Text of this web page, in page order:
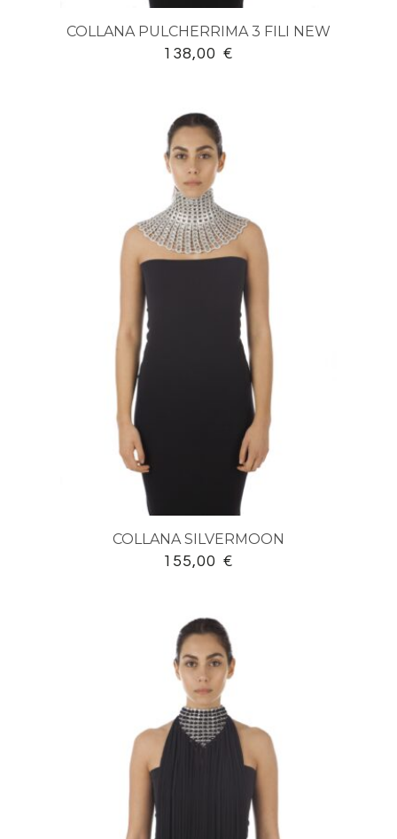
COLLANA PULCHERRIMA 3 FILI NEW
138,00 €
COLLANA SILVERMOON
155,00 €